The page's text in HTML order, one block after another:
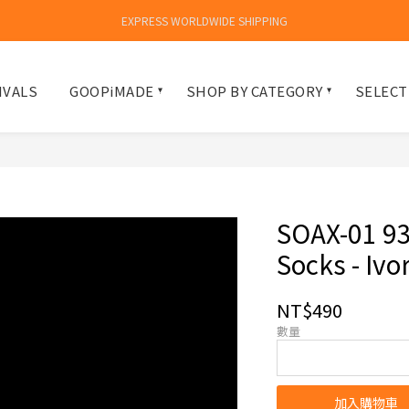
EXPRESS WORLDWIDE SHIPPING
GOOPiMADE SHOP BY CATEGORY
SOAX-01
Socks -
NT$490
數量
加入購物車